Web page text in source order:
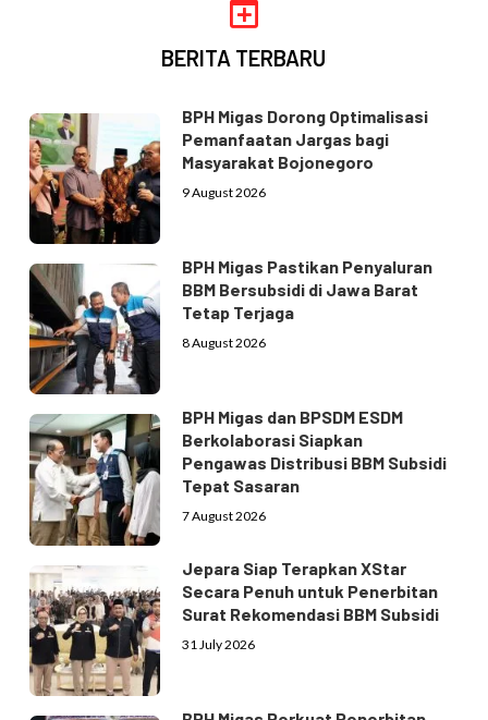
BERITA TERBARU
BPH Migas Dorong Optimalisasi
Pemanfaatan Jargas bagi
Masyarakat Bojonegoro
9 August 2026
BPH Migas Pastikan Penyaluran
BBM Bersubsidi di Jawa Barat
Tetap Terjaga
8 August 2026
BPH Migas dan BPSDM ESDM
Berkolaborasi Siapkan
Pengawas Distribusi BBM Subsidi
Tepat Sasaran
7 August 2026
Jepara Siap Terapkan XStar
Secara Penuh untuk Penerbitan
Surat Rekomendasi BBM Subsidi
31 July 2026